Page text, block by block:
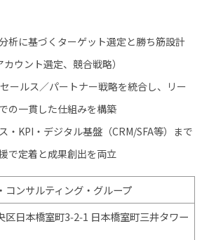
析に基づくターゲット選定と勝ち筋設計
カウント選定、競合戦略）
ールス／パートナー戦略を統合し、リー
の一貫した仕組みを構築
・KPI・デジタル基盤（CRM/SFA等）まで
で定着と成果創出を両立
コンサルティング・グループ
区日本橋室町3‑2‑1 日本橋室町三井タワー